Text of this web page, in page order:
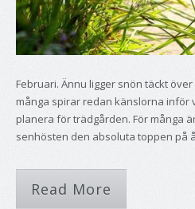
Februari. Ännu ligger snön täckt
många spirar redan känslorna inför
planera för trädgården. För många
senhösten den absoluta toppen på
Read More